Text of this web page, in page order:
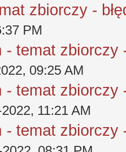
zbiorczy -
PM
temat zbiorczy
09:25 AM
temat zbiorczy
11:21 AM
temat zbiorczy